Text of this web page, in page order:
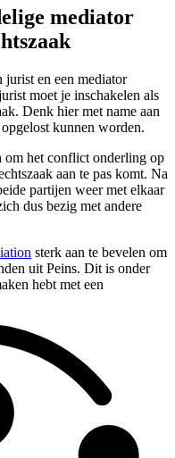
mediator
jurist en een mediator
moet je inschakelen als
Denk hier met name aan
kunnen worden.
om het conflict onderling op
aan te pas komt. Na
partijen weer met elkaar
dus bezig met andere
sterk aan te bevelen om
uit Peins. Dit is onder
hebt met een